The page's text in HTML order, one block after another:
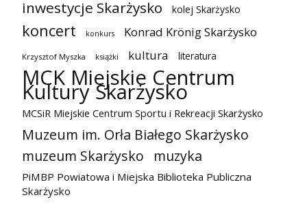
inwestycje Skarżysko kolej Skarżysko
koncert konkurs Konrad Krönig Skarżysko
Krzysztof Myszka książki kultura literatura
MCK Miejskie Centrum
Kultury Skarżysko
MCSiR Miejskie Centrum Sportu i Rekreacji Skarżysko
Muzeum im. Orła Białego Skarżysko
muzeum Skarżysko
muzyka
PiMBP Powiatowa i Miejska Biblioteka Publiczna
Skarżysko